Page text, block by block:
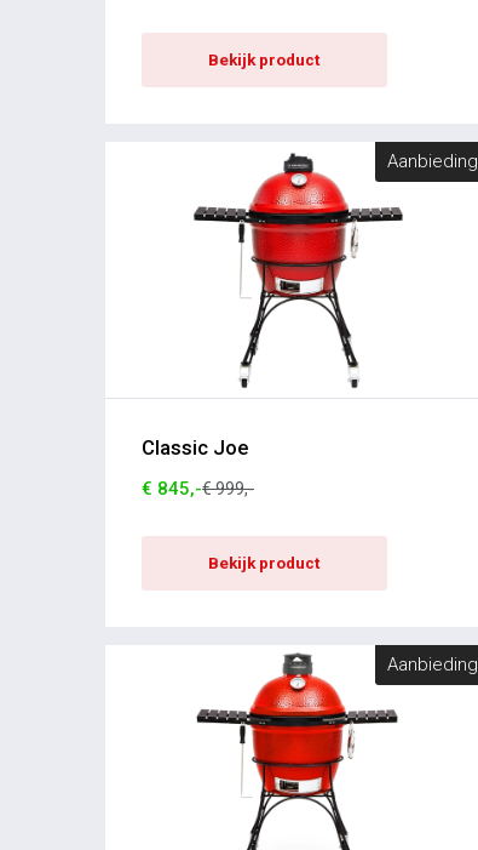
Bekijk product
Aanbieding
Classic Joe
€ 845,-€ 999,-
Bekijk product
Aanbieding